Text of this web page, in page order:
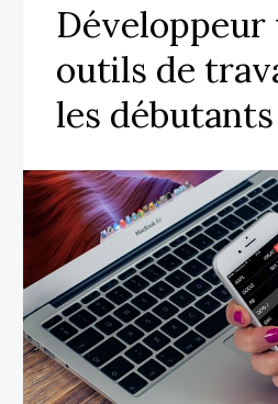
Développeur
outils de
les débutants